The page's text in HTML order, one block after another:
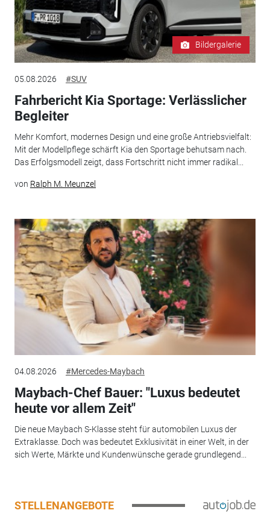
Bildergalerie
05.08.2026 #SUV
Fahrbericht Kia Sportage: Verlässlicher
Begleiter
Mehr Komfort, modernes Design und eine große Antriebsvielfalt:
Mit der Modellpflege schärft Kia den Sportage behutsam nach.
Das Erfolgsmodell zeigt, dass Fortschritt nicht immer radikal...
von Ralph M. Meunzel
04.08.2026 #Mercedes-Maybach
Maybach-Chef Bauer: "Luxus bedeutet
heute vor allem Zeit"
Die neue Maybach S-Klasse steht für automobilen Luxus der
Extraklasse. Doch was bedeutet Exklusivität in einer Welt, in der
sich Werte, Märkte und Kundenwünsche gerade grundlegend...
STELLENANGEBOTE